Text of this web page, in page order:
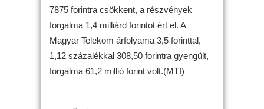
7875 forintra csökkent, a részvények
forgalma 1,4 milliárd forintot ért el. A
Magyar Telekom árfolyama 3,5 forinttal,
1,12 százalékkal 308,50 forintra gyengült,
forgalma 61,2 millió forint volt.(MTI)